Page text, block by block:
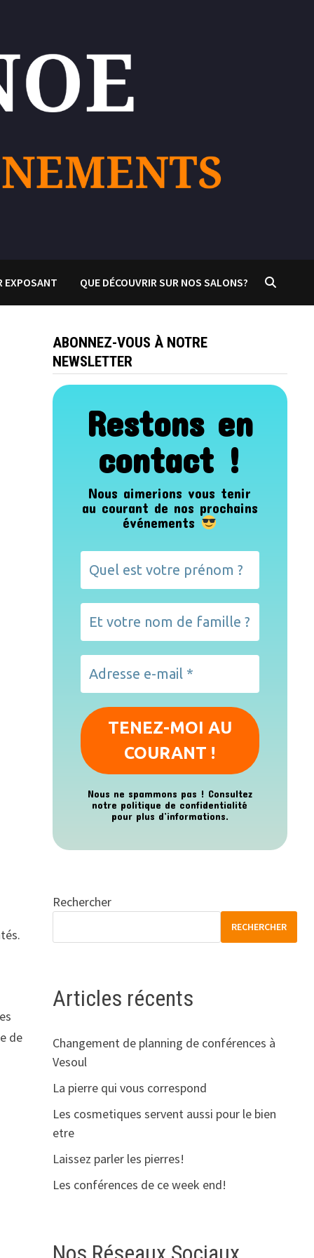
EXPOSANT QUE DÉCOUVRIR SUR NOS SALONS?
de
ABONNEZ-VOUS À NOTRE
NEWSLETTER
Restons en
contact !
Nous aimerions vous tenir
au courant de nos prochains
événements
Nous ne spammons pas ! Consultez
notre politique de confidentialité
pour plus d’informations.
Rechercher
RECHERCHER
Articles récents
Changement de planning de conférences à
Vesoul
La pierre qui vous correspond
Les cosmetiques servent aussi pour le bien
etre
Laissez parler les pierres!
Les conférences de ce week end!